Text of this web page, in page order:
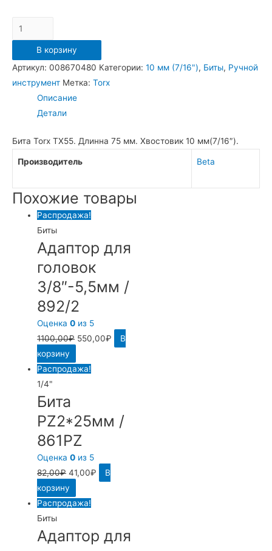
Количество
Бита
TX55*10мм
/
867TX/L
В корзину
Артикул: 008670480 Категории: 10 мм (7/16"), Биты, Ручной
инструмент Метка: Torx
Описание
Детали
Бита Torx TX55. Длинна 75 мм. Хвостовик 10 мм(7/16″).
Производитель Beta
Похожие товары
Распродажа!
Биты
Адаптор для
головок
3/8″-5,5мм /
892/2
Оценка0 из 5
1100,00₽ 550,00₽
В
корзину
Распродажа!
1/4"
Бита
PZ2*25мм /
861PZ
Оценка0 из 5
82,00₽ 41,00₽
В
корзину
Распродажа!
Биты
Адаптор для